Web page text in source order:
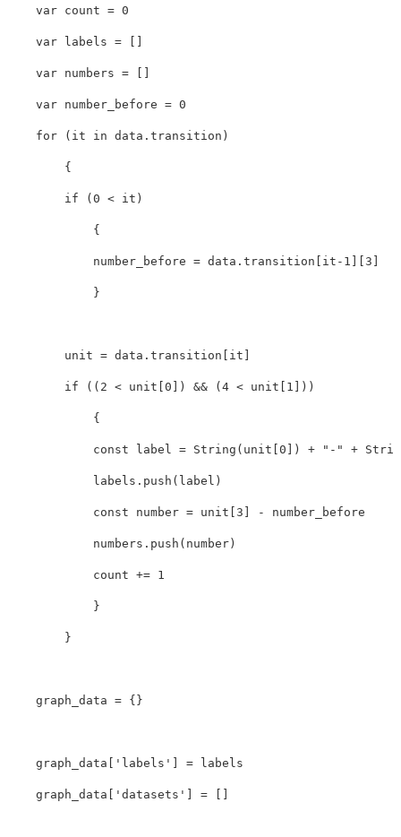
var count = 0
var labels =
var numbers =
var number_before = 0
for ( it in data . transition )
{
if ( 0 < it )
{
number_before = data . transition it - 1 3
}
unit = data . transition it
if (( 2 < unit 0 ]) && ( 4 < unit 1 ]))
{
const label = String ( unit 0 ]) + " - " +
labels . push ( label )
const number = unit 3 - number_before
numbers . push ( number )
count += 1
}
}
graph_data = {}
graph_data ' labels ' = labels
graph_data ' datasets ' =